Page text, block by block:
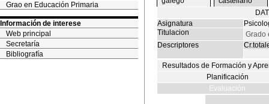
Grao en Educación Primaria
Información de interese
Web principal
Secretaría
Bibliografía
Asignatura
Titulacion
Grado
Descriptores
Resultados de Formación y
Planificación
Evaluación